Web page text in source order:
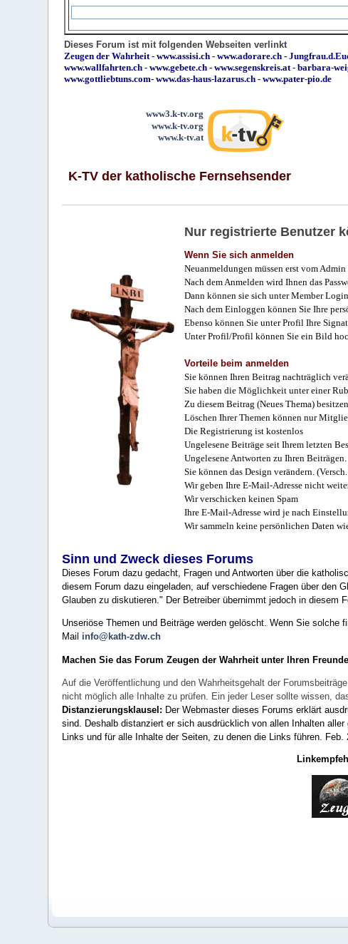
Dieses Forum ist mit folgenden Webseiten verlinkt
Zeugen der Wahrheit-www.assisi.ch -www.adorare.ch -
www.wallfahrten.ch -www.gebete.ch -www.segenskreis.at-barbara-
www.gottliebtuns.com-www.das-haus-lazarus.ch - www.pater-pio.de
www3.k-tv.org
www.k-tv.org
www.k-tv.at
K-TV der katholische Fernsehsender
Nur registrierte Benutzer
Wenn Sie sich anmelden
Neuanmeldungen müssen erst vom
Nach dem Anmelden wird Ihnen das
Dann können sie sich unter Member
Nach dem Einloggen können Sie Ihre
Ebenso können Sie unter Profil Ihre
Unter Profil/Profil können Sie ein Bild
Vorteile beim anmelden
Sie können Ihren Beitrag nachträglich
Sie haben die Möglichkeit unter einer
Zu diesem Beitrag (Neues Thema)
Löschen Ihrer Themen können nur
Die Registrierung ist kostenlos
Ungelesene Beiträge seit Ihrem letzten
Ungelesene Antworten zu Ihren Beiträgen.
Sie können das Design verändern.
Wir geben Ihre E-Mail-Adresse nicht
Wir verschicken keinen Spam
Ihre E-Mail-Adresse wird je nach
Wir sammeln keine persönlichen Daten
Sinn und Zweck dieses Forums
Dieses Forum dazu gedacht, Fragen und Antworten über die
diesem Forum dazu eingeladen, auf verschiedene Fragen über den
Glauben zu diskutieren." Der Betreiber übernimmt jedoch in diesem
Unseriöse Themen und Beiträge werden gelöscht. Wenn Sie
Mail info@kath-zdw.ch
Machen Sie das Forum Zeugen der Wahrheit unter Ihren
Auf die Veröffentlichung und den Wahrheitsgehalt der
nicht möglich alle Inhalte zu prüfen. Ein jeder Leser sollte wissen,
Distanzierungsklausel: Der Webmaster dieses Forums erklärt
sind. Deshalb distanziert er sich ausdrücklich von allen Inhalten
Links und für alle Inhalte der Seiten, zu denen die Links führen. Feb.